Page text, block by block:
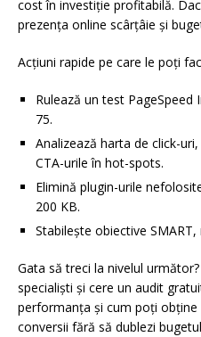
cost în investiție profitabilă.
prezența online scârțâie și
Acțiuni rapide pe care le poți
Rulează un test
75.
Analizează harta de click-
CTA-urile în hot-spots.
Elimină plugin-urile
200 KB.
Stabilește obiective
Gata să treci la nivelul
specialiști și cere un audit
performanța și cum poți
conversii fără să dublezi